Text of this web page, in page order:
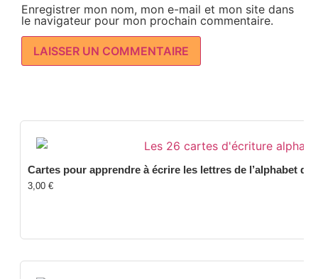
Enregistrer mon nom, mon e-mail et mon site dans
le navigateur pour mon prochain commentaire.
Cartes pour apprendre à écrire les lettres de l’alphabet de
3,00 €